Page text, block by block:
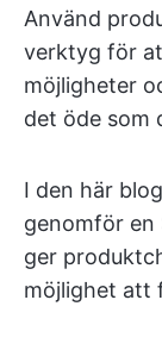
Använd
verktyg för
möjligheter
det öde som
I den här
genomför en
ger
möjlighet att